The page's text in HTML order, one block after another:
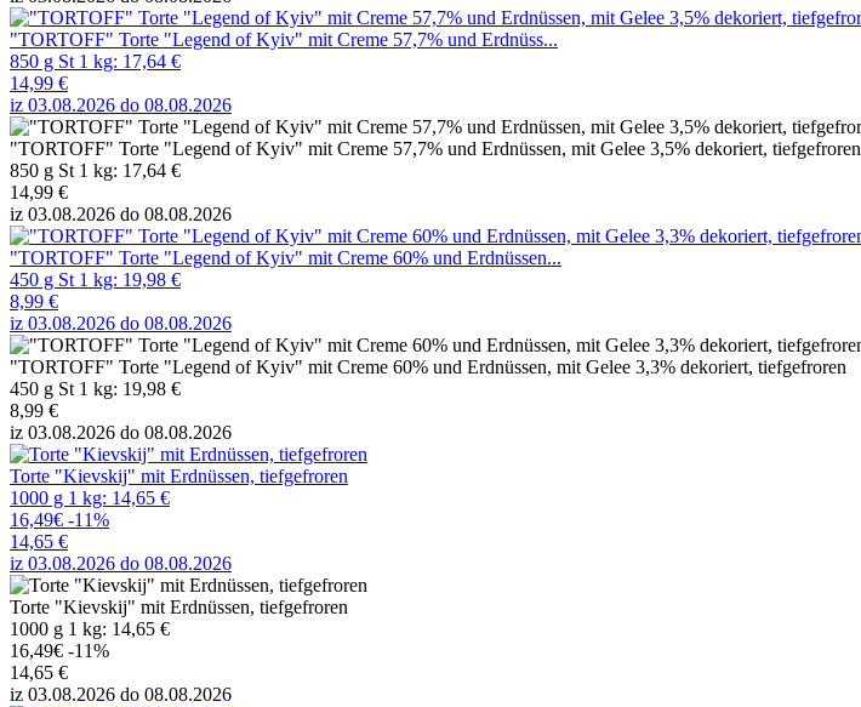
"TORTOFF" Torte "Legend of Kyiv" mit Creme 57,7% und Erdnüss...
850 g St 1 kg: 17,64 €
14,99 €
iz 03.08.2026 do 08.08.2026
"TORTOFF" Torte "Legend of Kyiv" mit Creme 57,7% und Erdnüssen, mit Gelee 3,5% dekoriert, tiefgefroren
850 g St 1 kg: 17,64 €
14,99 €
iz 03.08.2026 do 08.08.2026
"TORTOFF" Torte "Legend of Kyiv" mit Creme 60% und Erdnüssen...
450 g St 1 kg: 19,98 €
8,99 €
iz 03.08.2026 do 08.08.2026
"TORTOFF" Torte "Legend of Kyiv" mit Creme 60% und Erdnüssen, mit Gelee 3,3% dekoriert, tiefgefroren
450 g St 1 kg: 19,98 €
8,99 €
iz 03.08.2026 do 08.08.2026
Torte "Kievskij" mit Erdnüssen, tiefgefroren
1000 g 1 kg: 14,65 €
16,49€ -11%
14,65 €
iz 03.08.2026 do 08.08.2026
Torte "Kievskij" mit Erdnüssen, tiefgefroren
1000 g 1 kg: 14,65 €
16,49€ -11%
14,65 €
iz 03.08.2026 do 08.08.2026